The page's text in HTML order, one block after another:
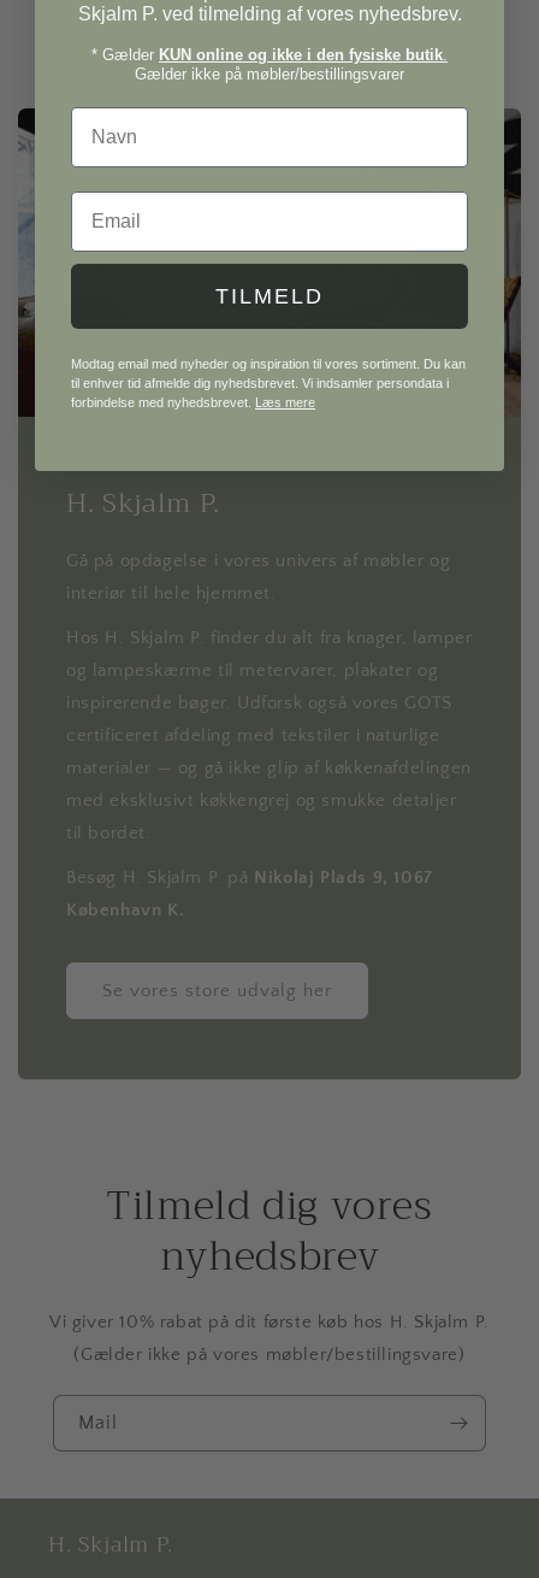
H. Skjalm P.
Gå på opdagelse i vores univers af møbler og
interiør til hele hjemmet.
Hos H. Skjalm P. finder du alt fra knager, lamper
og lampeskærme til metervarer, plakater og
inspirerende bøger. Udforsk også vores GOTS
certificeret afdeling med tekstiler i naturlige
materialer — og gå ikke glip af køkkenafdelingen
med eksklusivt køkkengrej og smukke detaljer
til bordet.
Besøg H. Skjalm P. på Nikolaj Plads 9, 1067
København K.
Se vores store udvalg her
Tilmeld dig vores
nyhedsbrev
Vi giver 10% rabat på dit første køb hos H. Skjalm P.
(Gælder ikke på vores møbler/bestillingsvare)
Mail
H. Skjalm P.
Skjalm P. ved tilmelding af vores nyhedsbrev.
* Gælder KUN online og ikke i den fysiske butik.
Gælder ikke på møbler/bestillingsvarer
Navn
Email
TILMELD
Modtag email med nyheder og inspiration til vores sortiment. Du kan
til enhver tid afmelde dig nyhedsbrevet. Vi indsamler persondata i
forbindelse med nyhedsbrevet. Læs mere